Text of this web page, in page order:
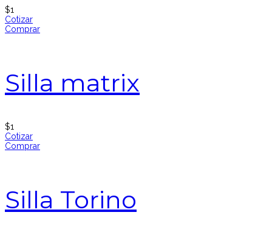
$1
Cotizar
Comprar
Silla matrix
$1
Cotizar
Comprar
Silla Torino